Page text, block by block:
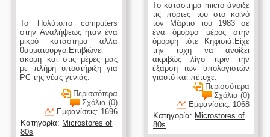
Το Πολύτοπο computers
στην Αναλήψεως ήταν ένα
μικρό κατάστημα αλλά
θαυματουργό.Επιβιώνει
ακόμη και στις μέρες μας
με πλήρη υποστήριξη για
PC της νέας γενιάς.
Περισσότερα
Σχόλια (0)
Εμφανίσεις: 1696
Κατηγορία: Microstores of
80s
Το κατάστημα micro άνοιξε
τις πόρτες του στο κοινό
τον Μάρτιο του 1983 σε
ένα όμορφο μέρος στην
όμορφη τότε Κηφισιά.Είχε
την τύχη να ανοίξει
ακριβώς λίγο πριν την
έξαρση των υπολογιστών
γιαυτό και πέτυχε.
Περισσότερα
Σχόλια (0)
Εμφανίσεις: 1068
Κατηγορία: Microstores of
80s